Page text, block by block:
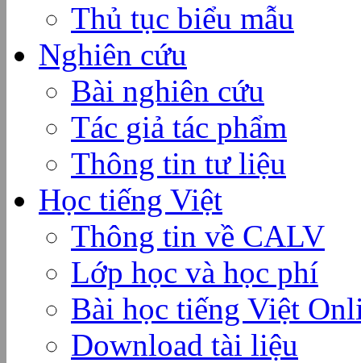
Thủ tục biểu mẫu
Nghiên cứu
Bài nghiên cứu
Tác giả tác phẩm
Thông tin tư liệu
Học tiếng Việt
Thông tin về CALV
Lớp học và học phí
Bài học tiếng Việt
Download tài liệu